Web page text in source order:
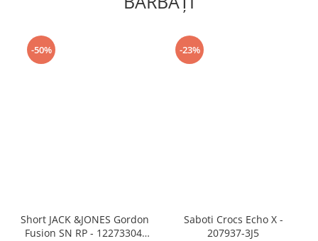
-50%
Short JACK &JONES Gordon
Fusion SN RP - 12273304-
-23%
Saboti Crocs Echo X -
207937-3J5